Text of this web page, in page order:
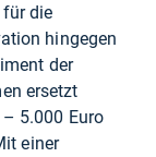
die
hingegen
der
ersetzt
5.000 Euro
einer